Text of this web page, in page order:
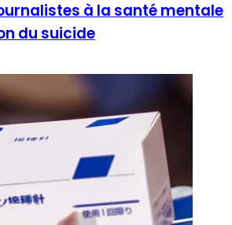
à la santé mentale
du suicide